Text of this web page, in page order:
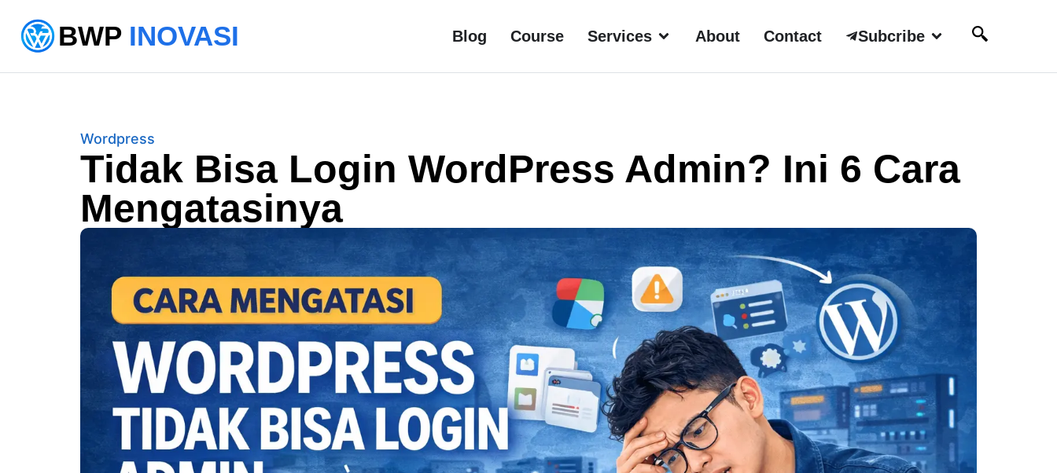
BWP INOVASI Blog Course Services About Contact Subcribe
Wordpress
Tidak Bisa Login WordPress Admin? Ini 6 Cara
Mengatasinya